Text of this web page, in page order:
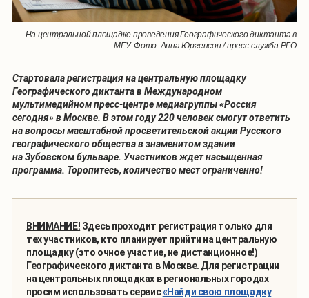
На центральной площадке проведения Географического диктанта в
МГУ. Фото: Анна Юргенсон / пресс-служба РГО
Стартовала регистрация на центральную площадку
Географического диктанта в Международном
мультимедийном пресс-центре медиагруппы «Россия
сегодня» в Москве. В этом году 220 человек смогут ответить
на вопросы масштабной просветительской акции Русского
географического общества в знаменитом здании
на Зубовском бульваре. Участников ждет насыщенная
программа. Торопитесь, количество мест ограниченно!
ВНИМАНИЕ! Здесь проходит регистрация только для
тех участников, кто планирует прийти на центральную
площадку (это очное участие, не дистанционное!)
Географического диктанта в Москве. Для регистрации
на центральных площадках в региональных городах
просим использовать сервис«Найди свою площадку